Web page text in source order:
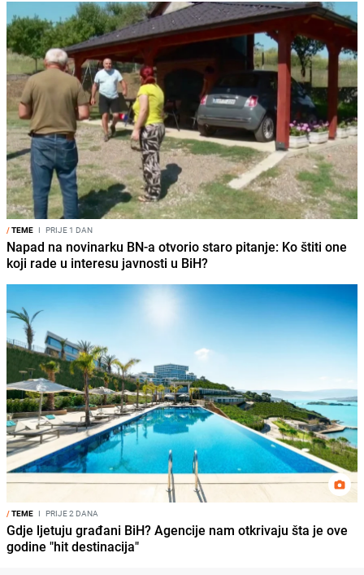
/TEME I PRIJE 1 DAN
Napad na novinarku BN-a otvorio staro pitanje: Ko štiti one
koji rade u interesu javnosti u BiH?
/TEME I PRIJE 2 DANA
Gdje ljetuju građani BiH? Agencije nam otkrivaju šta je ove
godine "hit destinacija"